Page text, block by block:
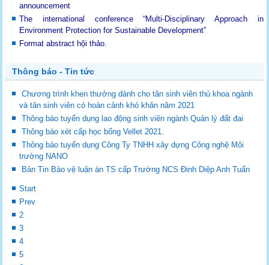
announcement
The international conference “Multi-Disciplinary Approach in
Environment Protection for Sustainable Development”
Format abstract hội thảo.
Thông báo - Tin tức
Chương trình khen thưởng dành cho tân sinh viên thủ khoa ngành
và tân sinh viên có hoàn cảnh khó khăn năm 2021
Thông báo tuyển dụng lao động sinh viên ngành Quản lý đất đai
Thông báo xét cấp học bổng Vellet 2021.
Thông báo tuyển dụng Công Ty TNHH xây dựng Công nghệ Môi
trường NANO
Bản Tin Bảo vệ luận án TS cấp Trường NCS Đinh Diệp Anh Tuấn
Start
Prev
2
3
4
5